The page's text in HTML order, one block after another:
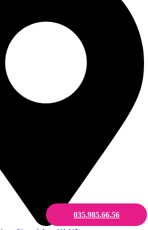
035.985.66.56